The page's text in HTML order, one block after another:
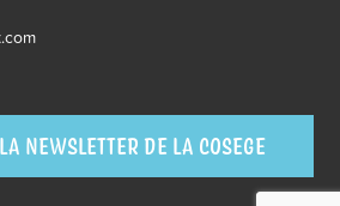
NEWSLETTER DE LA COSEGE